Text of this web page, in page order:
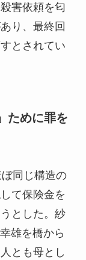
害依頼を匂
り、最終回
とされてい
ために罪を
同じ構造の
て保険金を
とした。紗
雄を橋から
とも母とし